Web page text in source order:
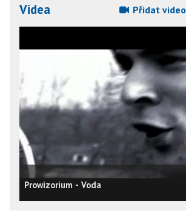
Videa Přidat video
Prowizorium - Voda